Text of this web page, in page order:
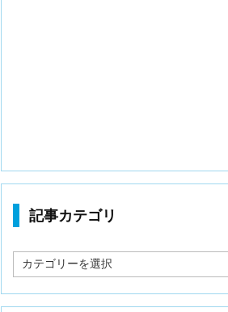
記事カテゴリ
事
テ